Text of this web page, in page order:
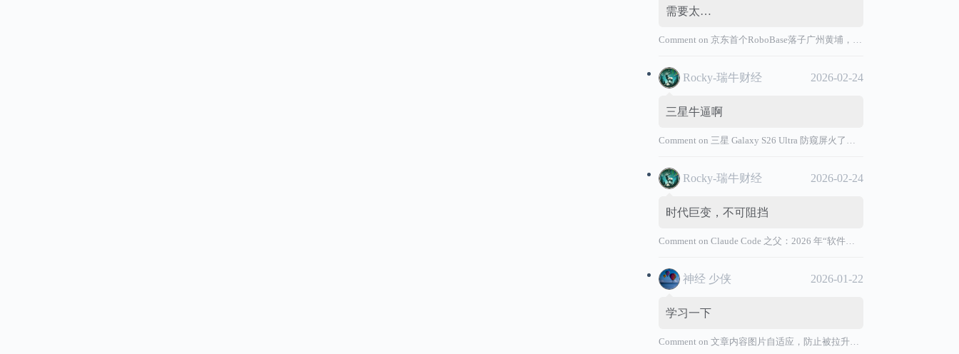
需要太…
Comment on京东首个RoboBase落子广州黄埔，加码机器人产业基础设施布局
Rocky-瑞牛财经 2026-02-24
三星牛逼啊
Comment on 三星 Galaxy S26 Ultra 防窥屏火了，全球核心战略伙伴名单大曝光
Rocky-瑞牛财经 2026-02-24
时代巨变，不可阻挡
Comment onClaude Code 之父：2026 年“软件工程师”退出历史舞台
神经 少侠 2026-01-22
学习一下
Comment on文章内容图片自适应，防止被拉升变形